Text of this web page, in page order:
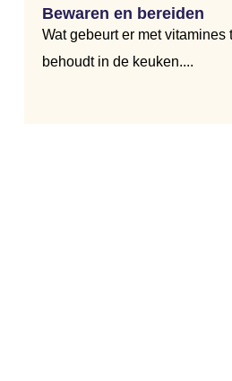
Bewaren en bereiden
Wat gebeurt er met
behoudt in de keuken....